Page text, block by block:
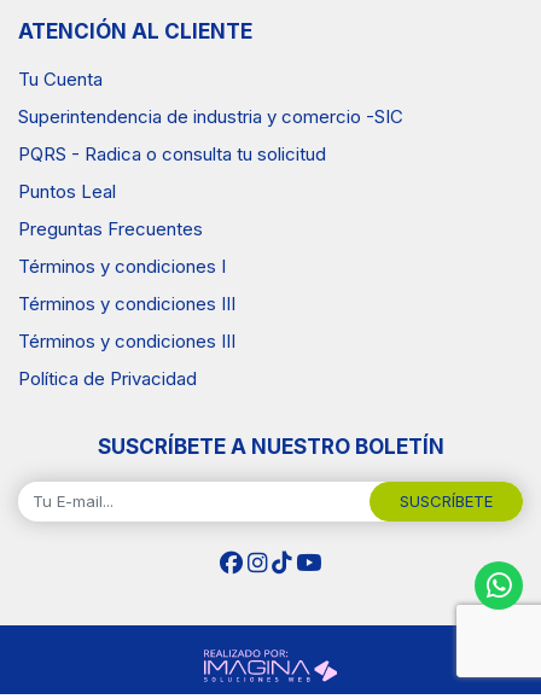
ATENCIÓN AL CLIENTE
Tu Cuenta
Superintendencia de industria y comercio -SIC
PQRS - Radica o consulta tu solicitud
Puntos Leal
Preguntas Frecuentes
Términos y condiciones I
Términos y condiciones III
Términos y condiciones III
Política de Privacidad
SUSCRÍBETE A NUESTRO BOLETÍN
SUSCRÍBETE